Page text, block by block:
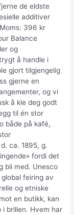
de eldste
additiver
396 kr
Balance
og
å handle i
gjort tilgjengelig
gjerne en
og vi
å kle deg godt
til én stor
både på kafé,
ca. 1895, g.
fordi det
bli med. Unesco
feiring av
og etniske
en butikk, kan
brillen. Hvem har